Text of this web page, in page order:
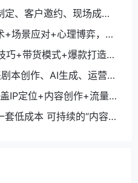
定、客户邀约、现场成
+场景应对+心理博弈，单
巧+带货模式+爆款打造，
本创作、AI生成、运营变
IP定位+内容创作+流量获
套低成本 可持续的“内容-